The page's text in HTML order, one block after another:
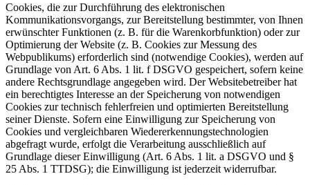
Cookies, die zur Durchführung des elektronischen
Kommunikationsvorgangs, zur Bereitstellung bestimmter, von Ihnen
erwünschter Funktionen (z. B. für die Warenkorbfunktion) oder zur
Optimierung der Website (z. B. Cookies zur Messung des
Webpublikums) erforderlich sind (notwendige Cookies), werden auf
Grundlage von Art. 6 Abs. 1 lit. f DSGVO gespeichert, sofern keine
andere Rechtsgrundlage angegeben wird. Der Websitebetreiber hat
ein berechtigtes Interesse an der Speicherung von notwendigen
Cookies zur technisch fehlerfreien und optimierten Bereitstellung
seiner Dienste. Sofern eine Einwilligung zur Speicherung von
Cookies und vergleichbaren Wiedererkennungstechnologien
abgefragt wurde, erfolgt die Verarbeitung ausschließlich auf
Grundlage dieser Einwilligung (Art. 6 Abs. 1 lit. a DSGVO und §
25 Abs. 1 TTDSG); die Einwilligung ist jederzeit widerrufbar.